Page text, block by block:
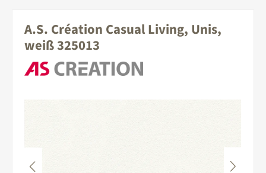
A.S. Création Casual Living, Unis,
weiß 325013